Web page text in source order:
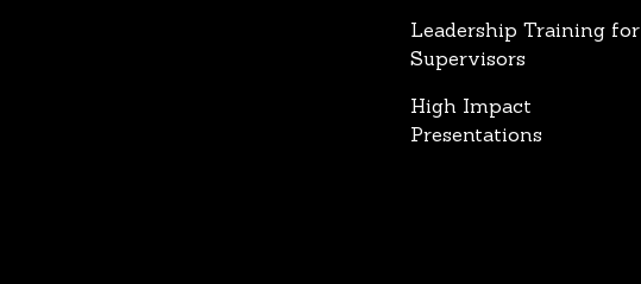
Leadership Training for
Supervisors
High Impact
Presentations